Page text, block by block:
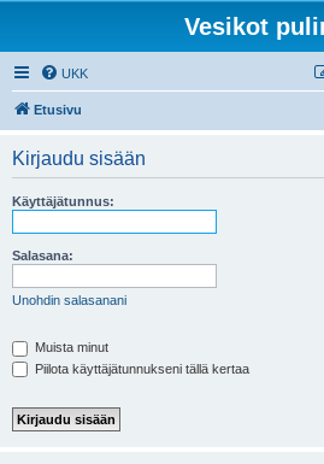
Vesikot
UKK
Etusivu
Kirjaudu sisään
Käyttäjätunnus:
Salasana:
Unohdin salasanani
Muista minut
Piilota käyttäjätunnukseni tällä kertaa